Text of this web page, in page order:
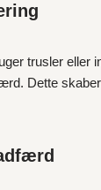
trusler eller
Dette